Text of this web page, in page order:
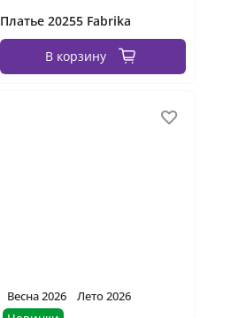
Платье 20255 Fabrika
В корзину
Весна 2026
Лето 2026